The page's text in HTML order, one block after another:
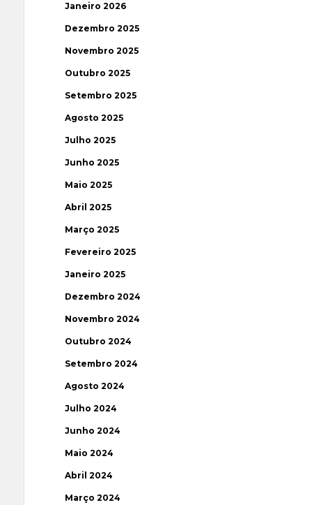
Janeiro 2026
Dezembro 2025
Novembro 2025
Outubro 2025
Setembro 2025
Agosto 2025
Julho 2025
Junho 2025
Maio 2025
Abril 2025
Março 2025
Fevereiro 2025
Janeiro 2025
Dezembro 2024
Novembro 2024
Outubro 2024
Setembro 2024
Agosto 2024
Julho 2024
Junho 2024
Maio 2024
Abril 2024
Março 2024